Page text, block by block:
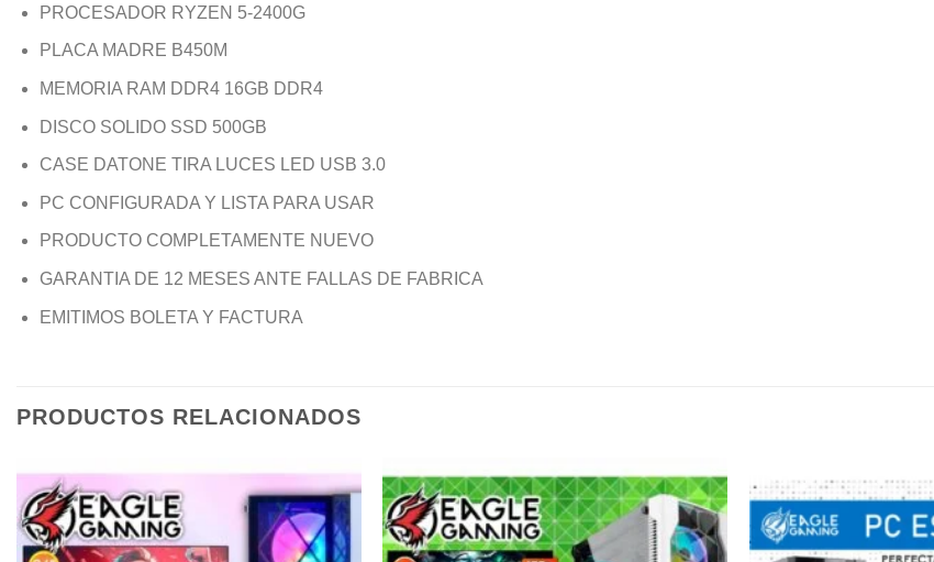
PROCESADOR RYZEN 5-2400G
PLACA MADRE B450M
MEMORIA RAM DDR4 16GB DDR4
DISCO SOLIDO SSD 500GB
CASE DATONE TIRA LUCES LED USB 3.0
PC CONFIGURADA Y LISTA PARA USAR
PRODUCTO COMPLETAMENTE NUEVO
GARANTIA DE 12 MESES ANTE FALLAS DE FABRICA
EMITIMOS BOLETA Y FACTURA
PRODUCTOS RELACIONADOS